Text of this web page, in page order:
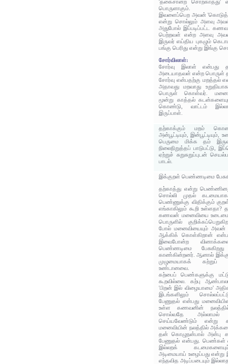
'தகைசான்ற சொற்காத்து'
பொருளாகும்.
இவளைப்பெற அவன்
என்று சொல்லும் அளவு அவள்
அதுபோல் இப்படிப்பட்ட
பெற்றவள் என்ற அளவு
இருவர் எய்திய புகழும்
பங்கு பெரிது என்று இங்கு
சோர்விலாள்:
சோர்வு இலாள் என்பது
அடையாதவள் என்ற பொருள்
சோர்வு என்பதற்கு மறத்தல்
அதாவது மறவாது
பொருள் கொள்வர்.
மூன்று காத்தல்
கொண்டு, வாட்டம்
இருப்பாள்.
தற்காக்கும் மறம்
அன்பூட்டியும், இன்பூட்டியும்,
பெருமை மிக்க தம்
நிலைநிறுத்தப் பாடுபட்டு,
ஏற்றுச் சுறுசுறுப்புடன்
பாடல்.
இக்குறள் பெண்ணடிமை
தற்காத்து என்று
சொல்லி முதல்
பெண்ணுக்கு விதிக்கும்
எங்காகிலும் கூறி
கணவன் மனைவியை
பொருளில்
போல் மனைவியையும் அவன்
ஆக்கிக் கொள்கிறான்
இவைபோன்ற
பெண்ணடிமை
காண்கின்றனர். ஆனால்
முழுமையாகக் கற்றுப்
உண்டானவை.
கற்பைப் பெண்களுக்கு
கூறவில்லை. கற்பு
'பிறன் இல் விழையாமை'
இடங்களிலும்
பேணுதல் என்பது
உள்ள கணவனின்
சொல்வதே அல்லாமல்
செய்யவேண்டும் என்று
மனைவியின் நலத்தில்
தன் கொழுநன்பால் அன்பு
பேணுதல் என்பது. பெண்கள்
இல்லறக்
அடிமையாய் உழைப்பது
எந்தவித அடிப்படையும்